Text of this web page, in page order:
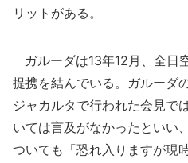
リットがある。
ガルーダは13年12月、全日
提携を結んでいる。ガルーダ
ジャカルタで行われた会見で
いては言及がなかったといい
ついても「恐れ入りますが現